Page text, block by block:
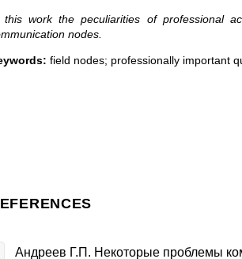
this work the peculiarities of professional
nodes.
field nodes; professionally important
Андреев Г.П. Некоторые проблемы